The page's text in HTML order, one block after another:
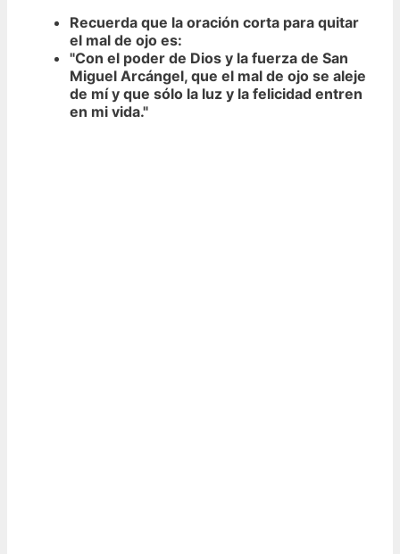
Recuerda que la oración corta para quitar
el mal de ojo es:
"Con el poder de Dios y la fuerza de San
Miguel Arcángel, que el mal de ojo se aleje
de mí y que sólo la luz y la felicidad entren
en mi vida."